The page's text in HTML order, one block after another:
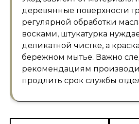
деревянные поверхности
регулярной обработки
восками, штукатурка
деликатной чистке, а
бережном мытье. Важно
рекомендациям
продлить срок службы